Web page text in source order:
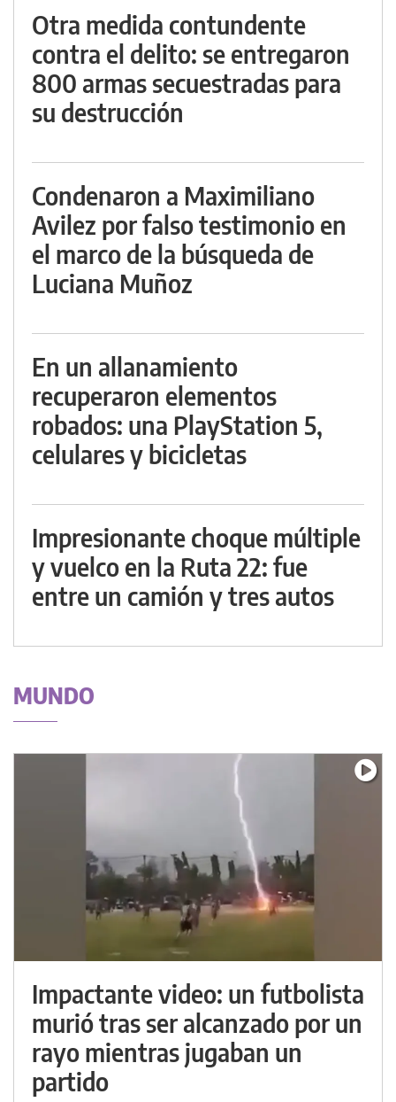
Otra medida contundente
contra el delito: se entregaron
800 armas secuestradas para
su destrucción
Condenaron a Maximiliano
Avilez por falso testimonio en
el marco de la búsqueda de
Luciana Muñoz
En un allanamiento
recuperaron elementos
robados: una PlayStation 5,
celulares y bicicletas
Impresionante choque múltiple
y vuelco en la Ruta 22: fue
entre un camión y tres autos
MUNDO
Impactante video: un futbolista
murió tras ser alcanzado por un
rayo mientras jugaban un
partido